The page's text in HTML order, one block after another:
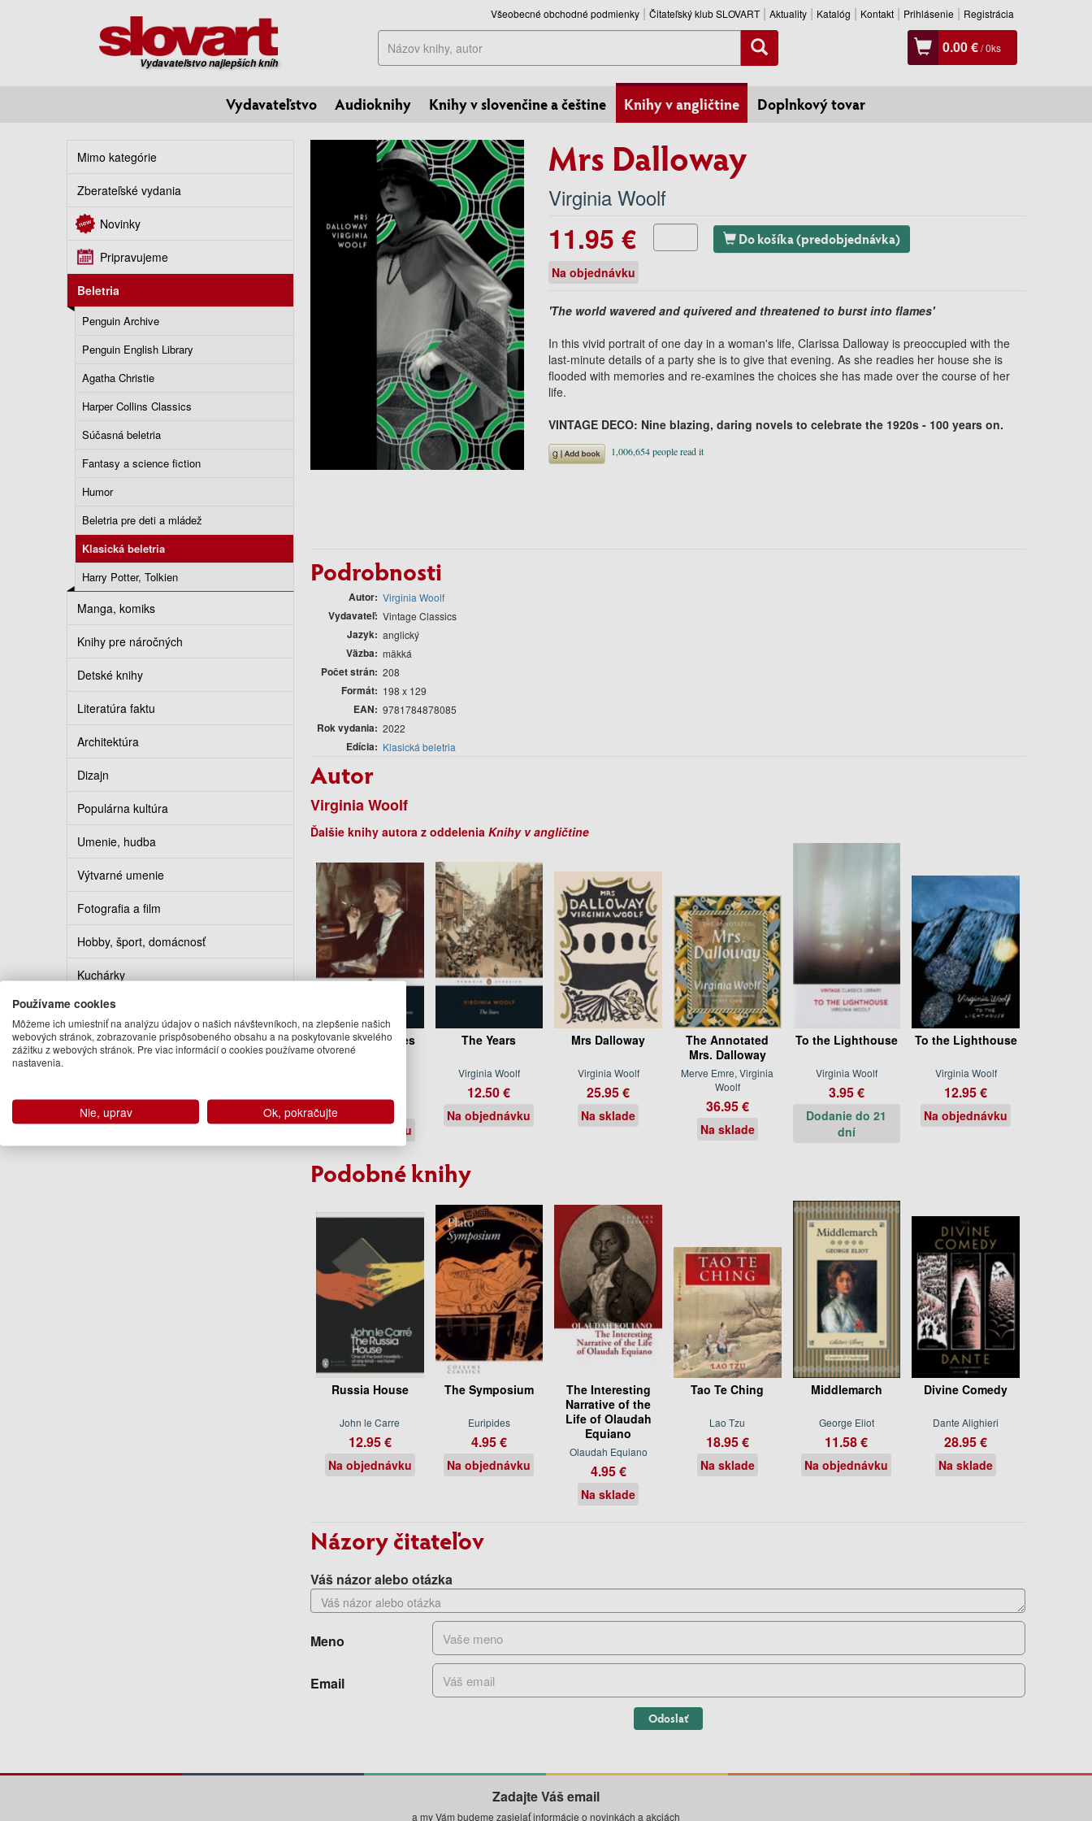
Vydavateľstvo najlepších kníh
Všeobecné obchodné podmienky Čitateľský klub SLOVART Aktuality Katalóg Kontakt Prihlásenie Registrácia
Hľadať 0.00 €/0ks
Vydavateľstvo Audioknihy Knihy v slovenčine a češtine Knihy v angličtine Doplnkový tovar
Mimo kategórie
Zberateľské vydania
Novinky
Pripravujeme
Beletria
Penguin Archive
Penguin English Library
Agatha Christie
Harper Collins Classics
Súčasná beletria
Fantasy a science fiction
Humor
Beletria pre deti a mládež
Klasická beletria
Harry Potter, Tolkien
Manga, komiks
Knihy pre náročných
Detské knihy
Literatúra faktu
Architektúra
Dizajn
Populárna kultúra
Umenie, hudba
Výtvarné umenie
Fotografia a film
Hobby, šport, domácnosť
Kuchárky
Erotika
Kalendáre, diáre, pohľadnice
Mrs Dalloway
Virginia Woolf
11.95 € Do košíka (predobjednávka)
Na objednávku
'The world wavered and quivered and threatened to burst into flames'
In this vivid portrait of one day in a woman's life, Clarissa Dalloway is preoccupied with the
last-minute details of a party she is to give that evening. As she readies her house she is
flooded with memories and re-examines the choices she has made over the course of her
life.
VINTAGE DECO: Nine blazing, daring novels to celebrate the 1920s - 100 years on.
Podrobnosti
Autor Virginia Woolf
Vydavateľ Vintage Classics
Jazyk anglický
Väzba mäkká
Počet strán 208
Formát 198 x 129
EAN 9781784878085
Rok vydania 2022
Edícia Klasická beletria
Autor
Virginia Woolf
Ďalšie knihy autora z oddelenia Knihy v angličtine
A Room of Ones
Own/Three
Na objednávku
The Years
Virginia Woolf
12.50 €
Na objednávku
Mrs Dalloway
Virginia Woolf
25.95 €
Na sklade
The Annotated
Mrs. Dalloway
Merve Emre, Virginia
Woolf
36.95 €
Na sklade
To the Lighthouse
Virginia Woolf
3.95 €
Dodanie do 21
dní
To the Lighthouse
Virginia Woolf
12.95 €
Na objednávku
Podobné knihy
Russia House
John le Carre
12.95 €
Na objednávku
The Symposium
Euripides
4.95 €
Na objednávku
The Interesting
Narrative of the
Life of Olaudah
Equiano
Olaudah Equiano
4.95 €
Na sklade
Tao Te Ching
Lao Tzu
18.95 €
Na sklade
Middlemarch
George Eliot
11.58 €
Na objednávku
Divine Comedy
Dante Alighieri
28.95 €
Na sklade
Názory čitateľov
Váš názor alebo otázka
Meno
Email
Odoslať
Zadajte Váš email
a my Vám budeme zasielať informácie o novinkách a akciách
Používame cookies
Môžeme ich umiestniť na analýzu údajov o našich návštevníkoch, na zlepšenie našich
webových stránok, zobrazovanie prispôsobeného obsahu a na poskytovanie skvelého
zážitku z webových stránok. Pre viac informácií o cookies používame otvorené
nastavenia.
Nie, uprav Ok, pokračujte